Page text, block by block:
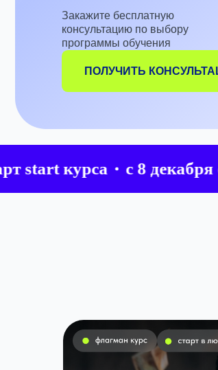
ПОЛУЧИТЬ КОНСУЛЬТАЦИЮ
курса с 8 декабря